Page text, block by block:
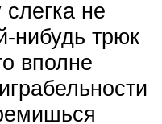
не
нибудь трюк
вполне